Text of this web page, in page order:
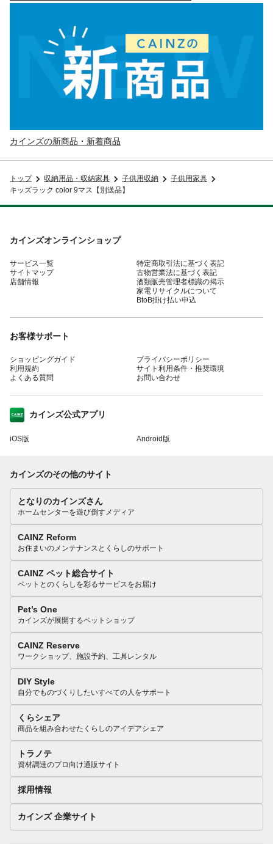
カインズの新商品・新着商品
トップ 収納用品・収納家具 子供用収納
子供用家具
キッズラック color 9マス【別送品】
カインズオンラインショップ
サービス一覧
サイトマップ
店舗情報
特定商取引法に基づく表記
古物営業法に基づく表記
酒類販売管理者標識の掲示
家電リサイクルについて
BtoB掛け払い申込
お客様サポート
ショッピングガイド
利用規約
よくある質問
プライバシーポリシー
サイト利用条件・推奨環境
お問い合わせ
カインズ公式アプリ
iOS版 Android版
カインズのその他のサイト
となりのカインズさん
ホームセンターを遊び倒すメディア
CAINZ Reform
お住まいのメンテナンスとくらしのサポート
CAINZ ペット総合サイト
ペットとのくらしを彩るサービスをお届け
Pet’s One
カインズが展開するペットショップ
CAINZ Reserve
ワークショップ、施設予約、工具レンタル
DIY Style
自分でものづくりしたいすべての人をサポート
くらシェア
商品を組み合わせたくらしのアイデアシェア
トラノテ
資材調達のプロ向け通販サイト
採用情報
カインズ 企業サイト